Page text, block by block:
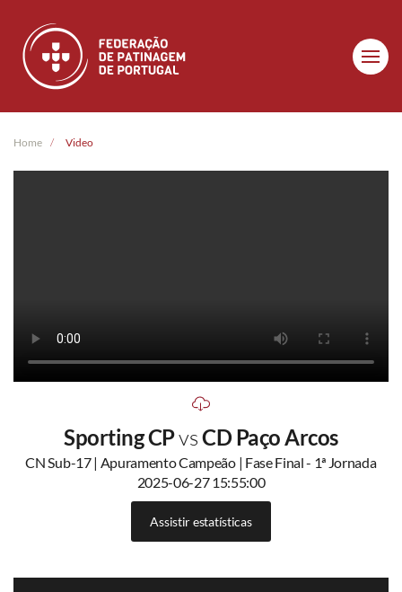
Skip to main content
Home Video
Sporting CPvsCD Paço Arcos
CN Sub-17 | Apuramento Campeão | Fase Final - 1ª Jornada
2025-06-27 15:55:00
Assistir estatísticas